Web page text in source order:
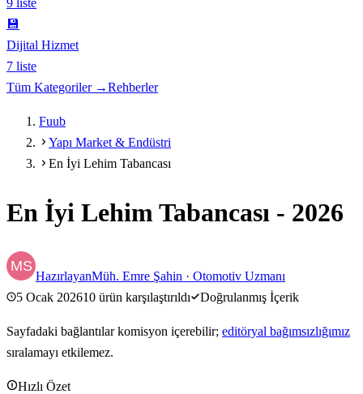
9 liste
💾
Dijital Hizmet
7 liste
Tüm Kategoriler →Rehberler
Fuub
Yapı Market & Endüstri
En İyi Lehim Tabancası
En İyi Lehim Tabancası - 2026
HazırlayanMüh. Emre Şahin · Otomotiv Uzmanı
5 Ocak 202610 ürün karşılaştırıldı Doğrulanmış İçerik
Sayfadaki bağlantılar komisyon içerebilir; editöryal bağımsızlığımız
sıralamayı etkilemez.
Hızlı Özet